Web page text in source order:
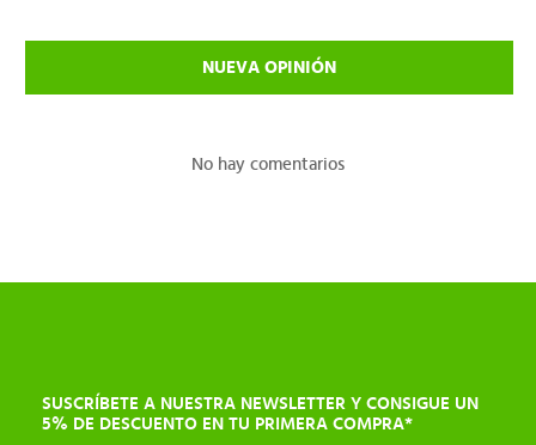
NUEVA OPINIÓN
No hay comentarios
SUSCRÍBETE A NUESTRA NEWSLETTER Y CONSIGUE UN
5% DE DESCUENTO EN TU PRIMERA COMPRA*